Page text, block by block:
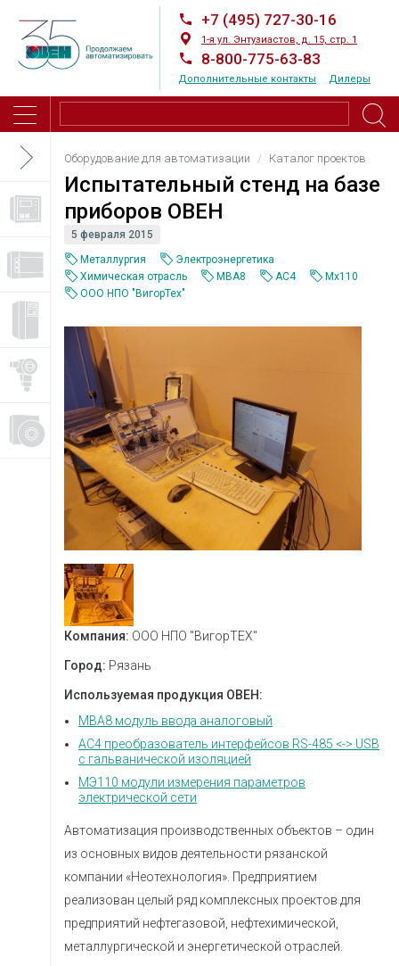
+7 (495) 727-30-16
1-я ул. Энтузиастов, д. 15, стр. 1
8-800-775-63-83
Дополнительные контакты Дилеры
Оборудование для автоматизации Каталог проектов
Испытательный стенд на базе
приборов ОВЕН
5 февраля 2015
Металлургия
Электроэнергетика
Химическая отрасль
МВА8 АС4
Mx110
OOO HПО "ВигорТех"
Компания: ООО НПО "ВигорТЕХ"
Город: Рязань
Используемая продукция ОВЕН:
МВА8 модуль ввода аналоговый
АС4 преобразователь интерфейсов RS-485 <-> USB
c гальванической изоляцией
МЭ110 модули измерения параметров
электрической сети
Автоматизация производственных объектов – один
из основных видов деятельности рязанской
компании «Неотехнология». Предприятием
реализован целый ряд комплексных проектов для
предприятий нефтегазовой, нефтехимической,
металлургической и энергетической отраслей.